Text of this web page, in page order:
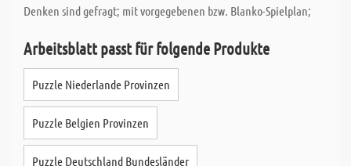
Denken sind gefragt; mit vorgegebenen bzw. Blanko-Spielplan;
Arbeitsblatt passt für folgende Produkte
Puzzle Niederlande Provinzen
Puzzle Belgien Provinzen
Puzzle Deutschland Bundesländer